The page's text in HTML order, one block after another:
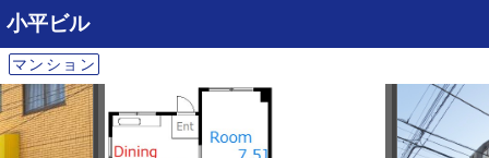
小平ビル
マンション